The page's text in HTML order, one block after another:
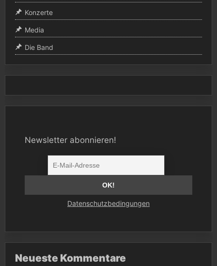
Konzerte
Media
Die Band
Newsletter abonnieren!
Datenschutzbedingungen
Neueste Kommentare